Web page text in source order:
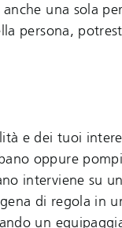
una sola
persona,
e dei tuoi
oppure
interviene su
di regola in
un